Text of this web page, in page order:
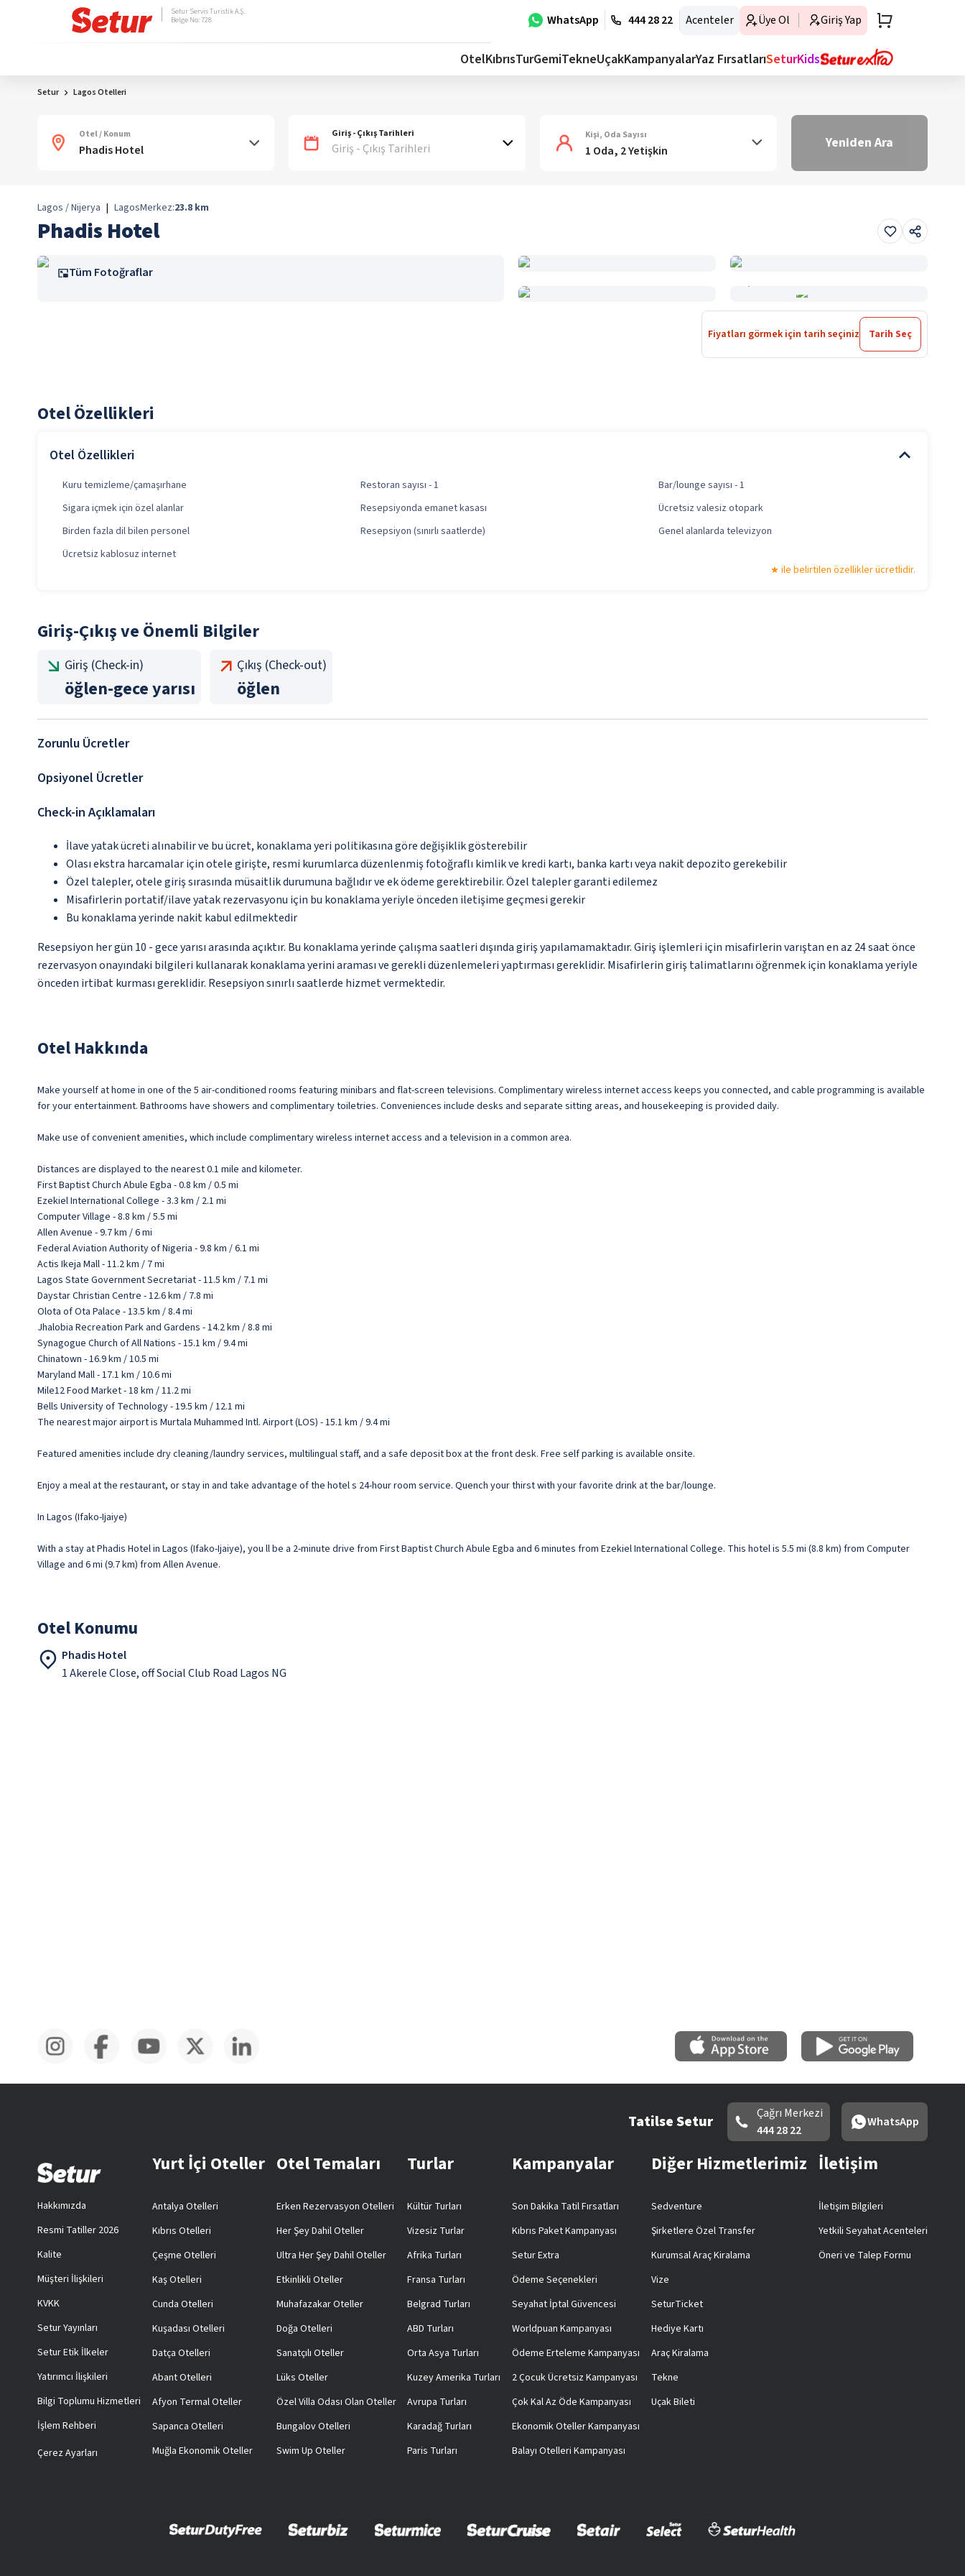
WhatsApp 444 28 22 Acenteler Üye Ol Giriş Yap
Setur Servis Turistik A.Ş.
Belge No: 728
OtelKıbrısTurGemiTekneUçakKampanyalarYaz FırsatlarıSeturKids
Setur Lagos Otelleri
Otel / Konum Giriş - Çıkış Tarihleri
Giriş - Çıkış Tarihleri
Kişi, Oda Sayısı
1 Oda, 2 Yetişkin Yeniden Ara
Lagos / Nijerya | LagosMerkez:23.8 km
Phadis Hotel
Tüm Fotoğraflar
Fiyatları görmek için tarih seçiniz Tarih Seç
Otel Özellikleri
Otel Özellikleri
Kuru temizleme/çamaşırhane Restoran sayısı - 1
Bar/lounge sayısı - 1
Sigara içmek için özel alanlar
Resepsiyonda emanet kasası
Ücretsiz valesiz otopark
Birden fazla dil bilen personel
Resepsiyon (sınırlı saatlerde)
Genel alanlarda televizyon
Ücretsiz kablosuz internet
ile belirtilen özellikler ücretlidir.
Giriş-Çıkış ve Önemli Bilgiler
Giriş (Check-in)
öğlen-gece yarısı
Çıkış (Check-out)
öğlen
Zorunlu Ücretler
Opsiyonel Ücretler
Check-in Açıklamaları
İlave yatak ücreti alınabilir ve bu ücret, konaklama yeri politikasına göre değişiklik gösterebilir
Olası ekstra harcamalar için otele girişte, resmi kurumlarca düzenlenmiş fotoğraflı kimlik ve kredi kartı, banka kartı veya nakit depozito gerekebilir
Özel talepler, otele giriş sırasında müsaitlik durumuna bağlıdır ve ek ödeme gerektirebilir. Özel talepler garanti edilemez
Misafirlerin portatif/ilave yatak rezervasyonu için bu konaklama yeriyle önceden iletişime geçmesi gerekir
Bu konaklama yerinde nakit kabul edilmektedir
Resepsiyon her gün 10 - gece yarısı arasında açıktır. Bu konaklama yerinde çalışma saatleri dışında giriş yapılamamaktadır. Giriş işlemleri için misafirlerin varıştan en az 24 saat önce
rezervasyon onayındaki bilgileri kullanarak konaklama yerini araması ve gerekli düzenlemeleri yaptırması gereklidir. Misafirlerin giriş talimatlarını öğrenmek için konaklama yeriyle
önceden irtibat kurması gereklidir. Resepsiyon sınırlı saatlerde hizmet vermektedir.
Otel Hakkında
Make yourself at home in one of the 5 air-conditioned rooms featuring minibars and flat-screen televisions. Complimentary wireless internet access keeps you connected, and cable programming is available
for your entertainment. Bathrooms have showers and complimentary toiletries. Conveniences include desks and separate sitting areas, and housekeeping is provided daily.
Make use of convenient amenities, which include complimentary wireless internet access and a television in a common area.
Distances are displayed to the nearest 0.1 mile and kilometer.
First Baptist Church Abule Egba - 0.8 km / 0.5 mi
Ezekiel International College - 3.3 km / 2.1 mi
Computer Village - 8.8 km / 5.5 mi
Allen Avenue - 9.7 km / 6 mi
Federal Aviation Authority of Nigeria - 9.8 km / 6.1 mi
Actis Ikeja Mall - 11.2 km / 7 mi
Lagos State Government Secretariat - 11.5 km / 7.1 mi
Daystar Christian Centre - 12.6 km / 7.8 mi
Olota of Ota Palace - 13.5 km / 8.4 mi
Jhalobia Recreation Park and Gardens - 14.2 km / 8.8 mi
Synagogue Church of All Nations - 15.1 km / 9.4 mi
Chinatown - 16.9 km / 10.5 mi
Maryland Mall - 17.1 km / 10.6 mi
Mile12 Food Market - 18 km / 11.2 mi
Bells University of Technology - 19.5 km / 12.1 mi
The nearest major airport is Murtala Muhammed Intl. Airport (LOS) - 15.1 km / 9.4 mi
Featured amenities include dry cleaning/laundry services, multilingual staff, and a safe deposit box at the front desk. Free self parking is available onsite.
Enjoy a meal at the restaurant, or stay in and take advantage of the hotel s 24-hour room service. Quench your thirst with your favorite drink at the bar/lounge.
In Lagos (Ifako-Ijaiye)
With a stay at Phadis Hotel in Lagos (Ifako-Ijaiye), you ll be a 2-minute drive from First Baptist Church Abule Egba and 6 minutes from Ezekiel International College. This hotel is 5.5 mi (8.8 km) from Computer
Village and 6 mi (9.7 km) from Allen Avenue.
Otel Konumu
Phadis Hotel
1 Akerele Close, off Social Club Road Lagos NG
Tatilse Setur
Çağrı Merkezi
444 28 22
WhatsApp
Hakkımızda
Resmi Tatiller 2026
Kalite
Müşteri İlişkileri
KVKK
Setur Yayınları
Setur Etik İlkeler
Yatırımcı İlişkileri
Bilgi Toplumu Hizmetleri
İşlem Rehberi
Çerez Ayarları
Yurt İçi Oteller
Antalya Otelleri
Kıbrıs Otelleri
Çeşme Otelleri
Kaş Otelleri
Cunda Otelleri
Kuşadası Otelleri
Datça Otelleri
Abant Otelleri
Afyon Termal Oteller
Sapanca Otelleri
Muğla Ekonomik Oteller
Otel Temaları
Erken Rezervasyon Otelleri
Her Şey Dahil Oteller
Ultra Her Şey Dahil Oteller
Etkinlikli Oteller
Muhafazakar Oteller
Doğa Otelleri
Sanatçılı Oteller
Lüks Oteller
Özel Villa Odası Olan Oteller
Bungalov Otelleri
Swim Up Oteller
Turlar
Kültür Turları
Vizesiz Turlar
Afrika Turları
Fransa Turları
Belgrad Turları
ABD Turları
Orta Asya Turları
Kuzey Amerika Turları
Avrupa Turları
Karadağ Turları
Paris Turları
Kampanyalar
Son Dakika Tatil Fırsatları
Kıbrıs Paket Kampanyası
Setur Extra
Ödeme Seçenekleri
Seyahat İptal Güvencesi
Worldpuan Kampanyası
Ödeme Erteleme Kampanyası
2 Çocuk Ücretsiz Kampanyası
Çok Kal Az Öde Kampanyası
Ekonomik Oteller Kampanyası
Balayı Otelleri Kampanyası
Diğer Hizmetlerimiz
Sedventure
Şirketlere Özel Transfer
Kurumsal Araç Kiralama
Vize
SeturTicket
Hediye Kartı
Araç Kiralama
Tekne
Uçak Bileti
İletişim
İletişim Bilgileri
Yetkili Seyahat Acenteleri
Öneri ve Talep Formu